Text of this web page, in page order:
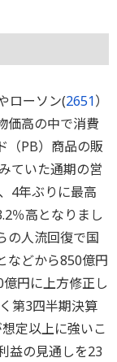
ローソン(2651）
価高の中で消費
（PB）商品の販
ていた通期の営
4年ぶりに最高
％高となりまし
の人流回復で国
などから850億円
円に上方修正し
第3四半期決算
定以上に強いこ
益の見通しを23